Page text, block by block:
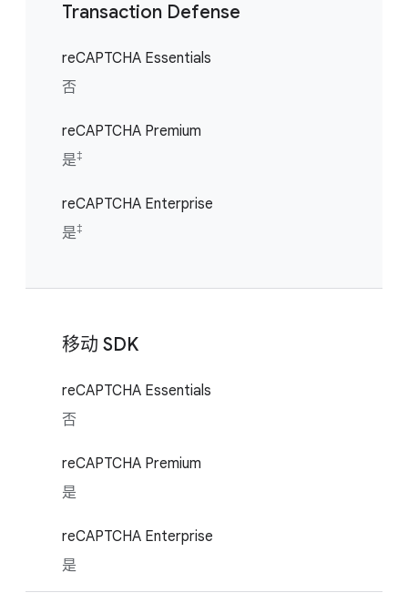
Transaction Defense
reCAPTCHA Essentials
否
reCAPTCHA Premium
是‡
reCAPTCHA Enterprise
是‡
移动 SDK
reCAPTCHA Essentials
否
reCAPTCHA Premium
是
reCAPTCHA Enterprise
是